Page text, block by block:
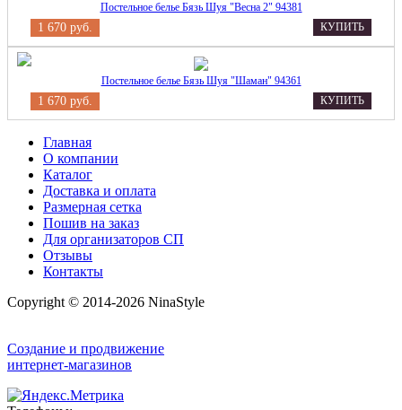
Постельное белье Бязь Шуя "Весна 2" 94381
1 670 руб. КУПИТЬ
Постельное белье Бязь Шуя "Шаман" 94361
1 670 руб. КУПИТЬ
Главная
О компании
Каталог
Доставка и оплата
Размерная сетка
Пошив на заказ
Для организаторов СП
Отзывы
Контакты
Copyright © 2014-2026 NinaStyle
Создание и продвижение
интернет-магазинов